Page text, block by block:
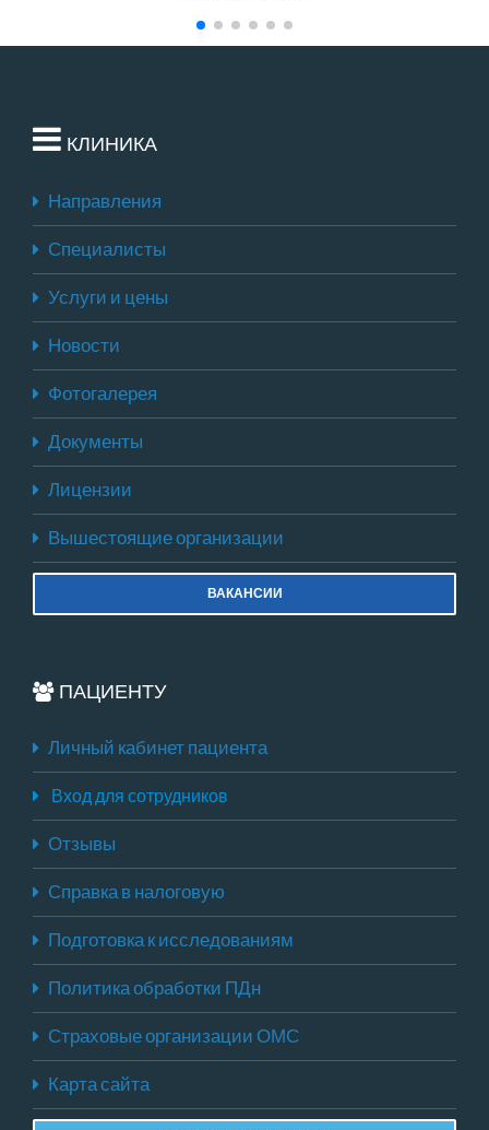
КЛИНИКА
Направления
Специалисты
Услуги и цены
Новости
Фотогалерея
Документы
Лицензии
Вышестоящие организации
ВАКАНСИИ
ПАЦИЕНТУ
Личный кабинет пациента
Вход для сотрудников
Отзывы
Справка в налоговую
Подготовка к исследованиям
Политика обработки ПДн
Страховые организации ОМС
Карта сайта